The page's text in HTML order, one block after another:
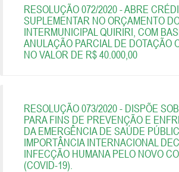
RESOLUÇÃO 072/2020 - ABRE
SUPLEMENTAR NO ORÇAMENTO
INTERMUNICIPAL QUIRIRI, COM
ANULAÇÃO PARCIAL DE DOTAÇÃO
NO VALOR DE R$ 40.000,00
RESOLUÇÃO 073/2020 - DISPÕE
PARA FINS DE PREVENÇÃO E
DA EMERGÊNCIA DE SAÚDE
IMPORTÂNCIA INTERNACIONAL
INFECÇÃO HUMANA PELO NOVO
(COVID-19).